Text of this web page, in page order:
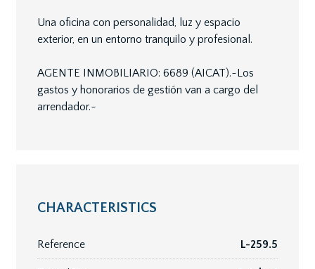
Una oficina con personalidad, luz y espacio
exterior, en un entorno tranquilo y profesional.
AGENTE INMOBILIARIO: 6689 (AICAT).~Los
gastos y honorarios de gestión van a cargo del
arrendador.~
CHARACTERISTICS
Reference L-259.5